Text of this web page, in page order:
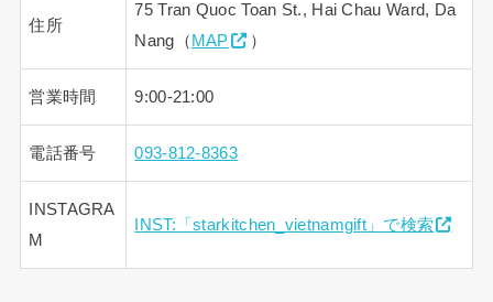
住所
75 Tran Quoc Toan St., Hai Chau Ward, Da
Nang（ MAP ）
営業時間 9:00-21:00
電話番号 093-812-8363
INSTAGRA
M
INST:「starkitchen_vietnamgift」で検索